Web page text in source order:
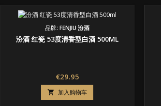
品牌:FENJIU 汾酒
汾酒 红瓷 53度清香型白酒 500ML
价
格
€29.95
 加入购物车